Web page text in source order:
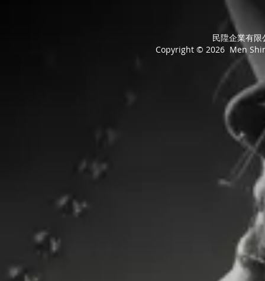
民陞企業有
Copyright © 2026 Men